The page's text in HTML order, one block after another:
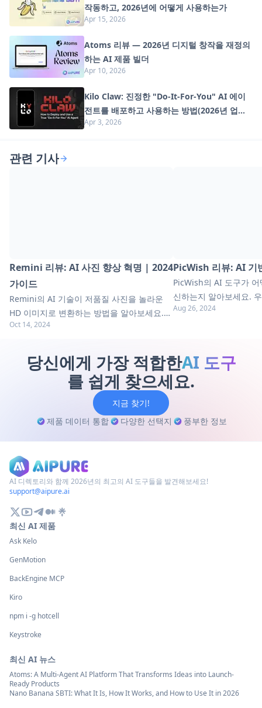
작동하고, 2026년에 어떻게 사용하는가
Apr 15, 2026
Atoms 리뷰 — 2026년 디지털 창작을 재정의
하는 AI 제품 빌더
Apr 10, 2026
Kilo Claw: 진정한 "Do-It-For-You" AI 에이
전트를 배포하고 사용하는 방법(2026년 업데
이트)
Apr 3, 2026
관련 기사
Remini 리뷰: AI 사진 향상 혁명 | 2024
가이드
Remini의 AI 기술이 저품질 사진을 놀라운
HD 이미지로 변환하는 방법을 알아보세요.
포괄적인 가이드에서 기능, 이점 및 대안을 탐
Oct 14, 2024
PicWish 리뷰: AI 기
PicWish의 AI 도구가
신하는지 알아보세요.
서 기능, 이점 및 대안을
Aug 26, 2024
당신에게 가장 적합한AI 도구
를 쉽게 찾으세요.
지금 찾기!
제품 데이터 통합
다양한 선택지 풍부한 정보
AI 디렉토리와 함께 2026년의 최고의 AI 도구들을 발견해보세요!
support@aipure.ai
최신 AI 제품
Ask Kelo
GenMotion
BackEngine MCP
Kiro
npm i -g hotcell
Keystroke
최신 AI 뉴스
Atoms: A Multi-Agent AI Platform That Transforms Ideas into Launch-
Ready Products
Nano Banana SBTI: What It Is, How It Works, and How to Use It in 2026